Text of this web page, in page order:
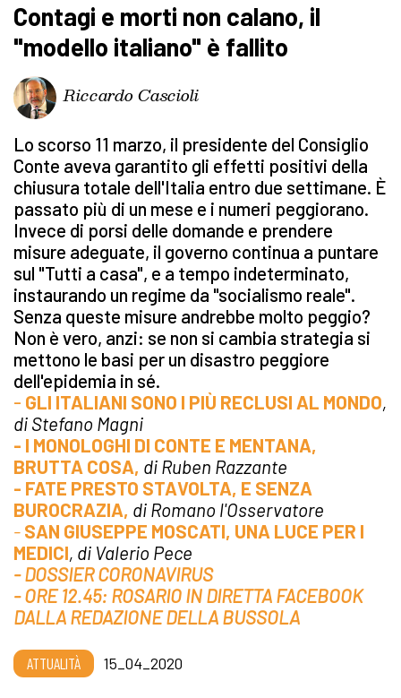
Contagi e morti non calano, il
"modello italiano" è fallito
Riccardo Cascioli
Lo scorso 11 marzo, il presidente del Consiglio
Conte aveva garantito gli effetti positivi della
chiusura totale dell'Italia entro due settimane. È
passato più di un mese e i numeri peggiorano.
Invece di porsi delle domande e prendere
misure adeguate, il governo continua a puntare
sul "Tutti a casa", e a tempo indeterminato,
instaurando un regime da "socialismo reale".
Senza queste misure andrebbe molto peggio?
Non è vero, anzi: se non si cambia strategia si
mettono le basi per un disastro peggiore
dell'epidemia in sé.
- GLI ITALIANI SONO I PIÙ RECLUSI AL MONDO,
di Stefano Magni
- I MONOLOGHI DI CONTE E MENTANA,
BRUTTA COSA, di Ruben Razzante
- FATE PRESTO STAVOLTA, E SENZA
BUROCRAZIA, di Romano l'Osservatore
- SAN GIUSEPPE MOSCATI, UNA LUCE PER I
MEDICI, di Valerio Pece
- DOSSIER CORONAVIRUS
- ORE 12.45: ROSARIO IN DIRETTA FACEBOOK
DALLA REDAZIONE DELLA BUSSOLA
ATTUALITÀ 15_04_2020